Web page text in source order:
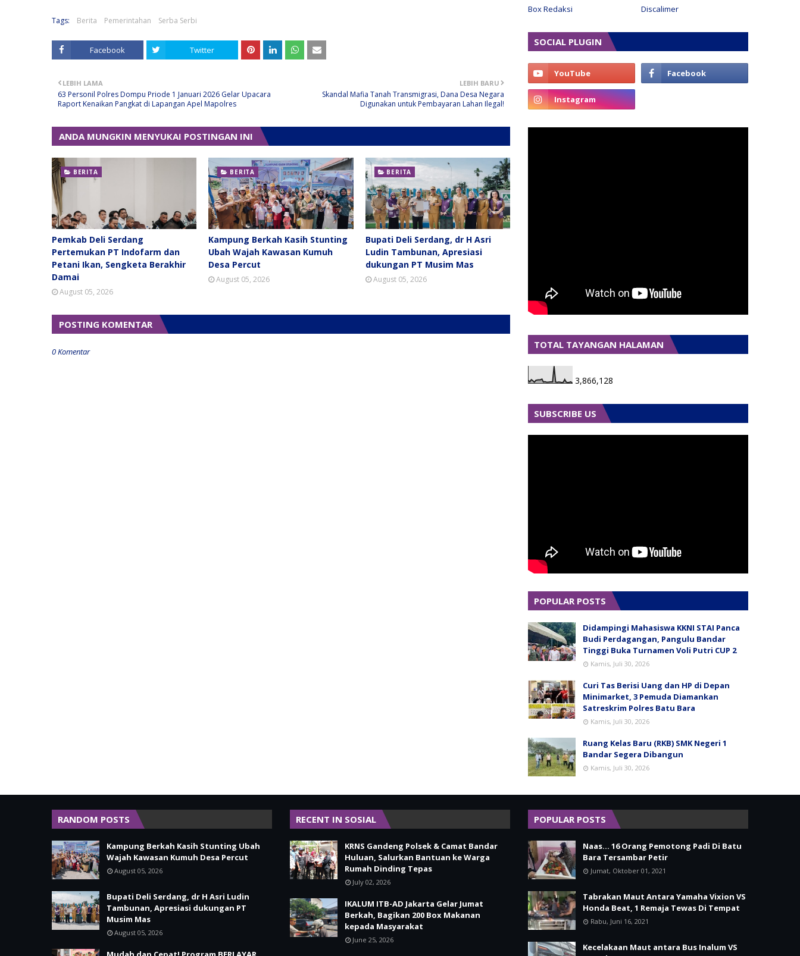
Tags: Berita Pemerintahan Serba Serbi
Facebook Twitter
LEBIH BARU
Skandal Mafia Tanah Transmigrasi, Dana Desa Negara
Digunakan untuk Pembayaran Lahan Ilegal!
LEBIH LAMA
63 Personil Polres Dompu Priode 1 Januari 2026 Gelar Upacara
Raport Kenaikan Pangkat di Lapangan Apel Mapolres
ANDA MUNGKIN MENYUKAI POSTINGAN INI
BERITA
Pemkab Deli Serdang
Pertemukan PT Indofarm dan
Petani Ikan, Sengketa Berakhir
Damai
August 05, 2026
BERITA
Kampung Berkah Kasih Stunting
Ubah Wajah Kawasan Kumuh
Desa Percut
August 05, 2026
BERITA
Bupati Deli Serdang, dr H Asri
Ludin Tambunan, Apresiasi
dukungan PT Musim Mas
August 05, 2026
POSTING KOMENTAR
0 Komentar
Box Redaksi
Discalimer
SOCIAL PLUGIN
TOTAL TAYANGAN HALAMAN
3,866,128
SUBSCRIBE US
POPULAR POSTS
Didampingi Mahasiswa KKNI STAI Panca
Budi Perdagangan, Pangulu Bandar
Tinggi Buka Turnamen Voli Putri CUP 2
Kamis, Juli 30, 2026
Curi Tas Berisi Uang dan HP di Depan
Minimarket, 3 Pemuda Diamankan
Satreskrim Polres Batu Bara
Kamis, Juli 30, 2026
Ruang Kelas Baru (RKB) SMK Negeri 1
Bandar Segera Dibangun
Kamis, Juli 30, 2026
RANDOM POSTS
Kampung Berkah Kasih Stunting Ubah
Wajah Kawasan Kumuh Desa Percut
August 05, 2026
Bupati Deli Serdang, dr H Asri Ludin
Tambunan, Apresiasi dukungan PT
Musim Mas
August 05, 2026
RECENT IN SOSIAL
KRNS Gandeng Polsek & Camat Bandar
Huluan, Salurkan Bantuan ke Warga
Rumah Dinding Tepas
July 02, 2026
IKALUM ITB-AD Jakarta Gelar Jumat
Berkah, Bagikan 200 Box Makanan
kepada Masyarakat
June 25, 2026
POPULAR POSTS
Naas... 16 Orang Pemotong Padi Di Batu
Bara Tersambar Petir
Jumat, Oktober 01, 2021
Tabrakan Maut Antara Yamaha Vixion VS
Honda Beat, 1 Remaja Tewas Di Tempat
Rabu, Juni 16, 2021
Kecelakaan Maut antara Bus Inalum VS